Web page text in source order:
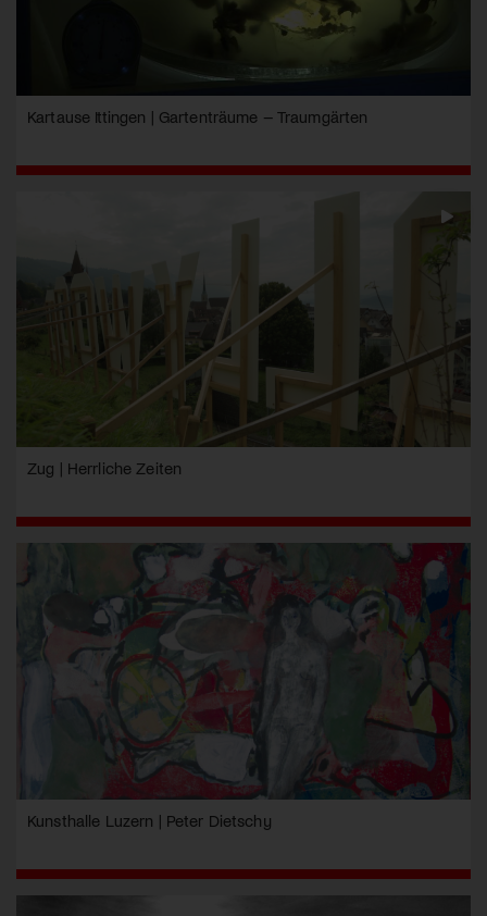
Kartause Ittingen | Gartenträume – Traumgärten
Zug | Herrliche Zeiten
Kunsthalle Luzern | Peter Dietschy